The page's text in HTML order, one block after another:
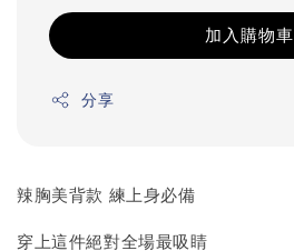
加入購物車
分享
辣胸美背款 練上身必備
穿上這件絕對全場最吸睛